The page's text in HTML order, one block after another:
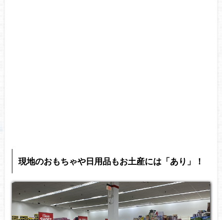
現地のおもちゃや日用品もお土産には「あり」！